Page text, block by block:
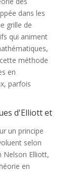
dans les
grille de
qui animent
méthode
en
parfois
d'Elliott et
un principe
selon
Nelson Elliott,
en